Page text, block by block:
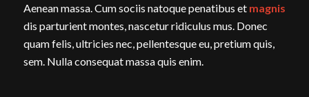
Aenean massa. Cum sociis natoque penatibus et magnis
dis parturient montes, nascetur ridiculus mus. Donec
quam felis, ultricies nec, pellentesque eu, pretium quis,
sem. Nulla consequat massa quis enim.